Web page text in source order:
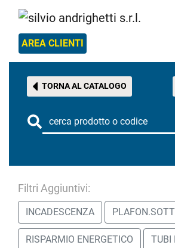
AREA CLIENTI
TORNA AL CATALOGO
Filtri Aggiuntivi:
INCADESCENZA
RISPARMIO ENERGETICO TUBI